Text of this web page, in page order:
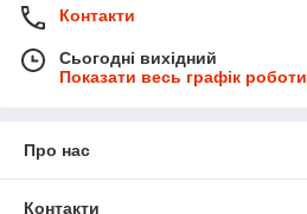
Контакти
Сьогодні вихідний
Показати весь графік роботи
Про нас
Контакти